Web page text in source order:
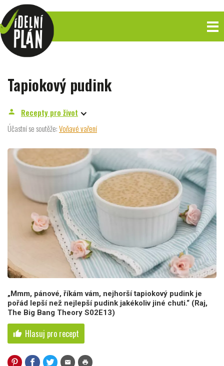
Tapiokový pudink
person
Recepty pro život
Účastní se soutěže:Voňavé vaření
„Mmm, pánové, říkám vám, nejhorší tapiokový pudink je
pořád lepší než nejlepší pudink jakékoliv jiné chuti.“ (Raj,
The Big Bang Theory S02E13)
thumb_up Hlasuj pro recept
mail print